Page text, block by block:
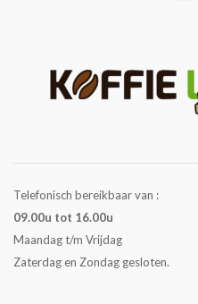
Telefonisch bereikbaar van :
09.00u tot 16.00u
Maandag t/m Vrijdag
Zaterdag en Zondag gesloten.